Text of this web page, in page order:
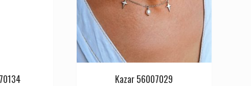
Kazar 56007029